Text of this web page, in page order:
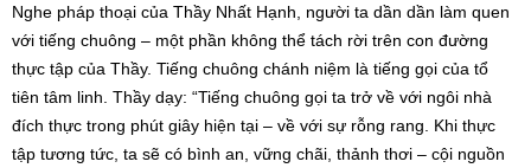
Nghe pháp thoại của Thầy Nhất Hạnh, người ta dần dần làm quen
với tiếng chuông – một phần không thể tách rời trên con đường
thực tập của Thầy. Tiếng chuông chánh niệm là tiếng gọi của tổ
tiên tâm linh. Thầy dạy: “Tiếng chuông gọi ta trở về với ngôi nhà
đích thực trong phút giây hiện tại – về với sự rỗng rang. Khi thực
tập tương tức, ta sẽ có bình an, vững chãi, thảnh thơi – cội nguồn